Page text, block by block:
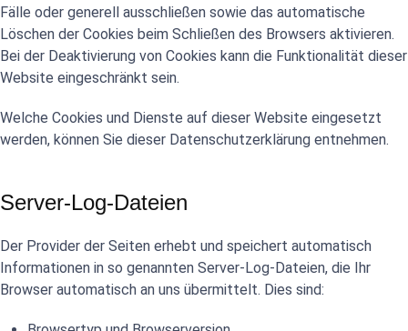
Fälle oder generell ausschließen sowie das automatische
Löschen der Cookies beim Schließen des Browsers aktivieren.
Bei der Deaktivierung von Cookies kann die Funktionalität dieser
Website eingeschränkt sein.
Welche Cookies und Dienste auf dieser Website eingesetzt
werden, können Sie dieser Datenschutzerklärung entnehmen.
Server-Log-Dateien
Der Provider der Seiten erhebt und speichert automatisch
Informationen in so genannten Server-Log-Dateien, die Ihr
Browser automatisch an uns übermittelt. Dies sind: